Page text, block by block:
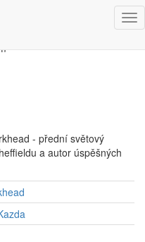
- přední světový
a autor úspěšných